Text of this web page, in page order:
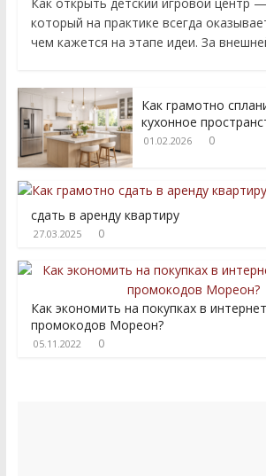
который на практике всегда
чем кажется на этапе идеи. За
Как грамотно
кухонное
01.02.2026 0
сдать в аренду квартиру
27.03.2025 0
Как экономить на покупках в
промокодов Мореон?
05.11.2022 0